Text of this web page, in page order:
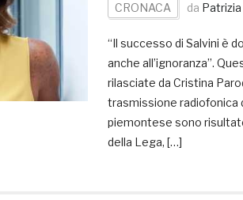
CRONACA da Patrizia
“Il successo di Salvini è
anche all’ignoranza”.
rilasciate da Cristina
trasmissione radiofonica
piemontese sono
della Lega, […]